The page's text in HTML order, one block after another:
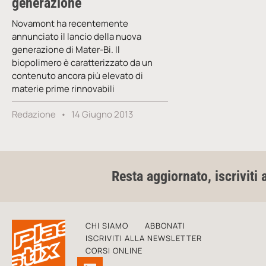
Novamont ha recentemente
annunciato il lancio della nuova
generazione di Mater-Bi. Il
biopolimero è caratterizzato da un
contenuto ancora più elevato di
materie prime rinnovabili
Redazione 14 Giugno 2013
Resta aggiornato, iscriviti
CHI SIAMO
ABBONATI
ISCRIVITI ALLA NEWSLETTER
CORSI ONLINE